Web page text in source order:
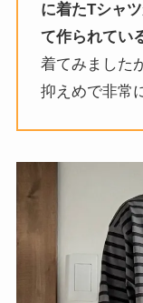
に着たTシャ
て作られてい
着てみました
抑えめで非常